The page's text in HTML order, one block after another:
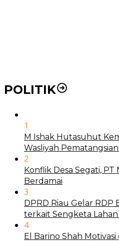
POLITIK
1
M Ishak Hutasuhut
Wasliyah
2
Konflik Desa Segati,
Berdamai
3
DPRD Riau Gelar RDP
terkait Sengketa Lahan
4
El Barino Shah